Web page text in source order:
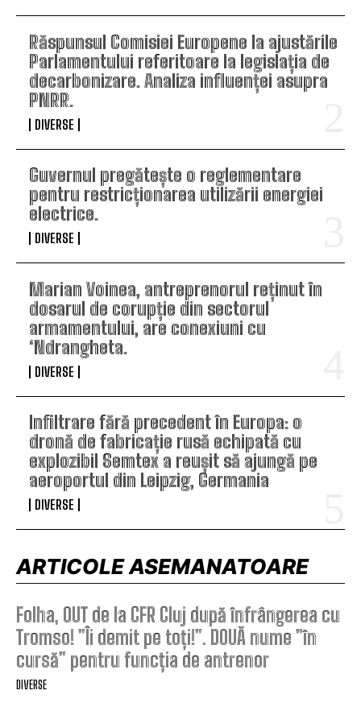
Răspunsul Comisiei Europene la ajustările
Parlamentului referitoare la legislația de
decarbonizare. Analiza influenței asupra
PNRR.
DIVERSE
Guvernul pregătește o reglementare
pentru restricționarea utilizării energiei
electrice.
DIVERSE
Marian Voinea, antreprenorul reținut în
dosarul de corupție din sectorul
armamentului, are conexiuni cu
‘Ndrangheta.
DIVERSE
Infiltrare fără precedent în Europa: o
dronă de fabricație rusă echipată cu
explozibil Semtex a reușit să ajungă pe
aeroportul din Leipzig, Germania
DIVERSE
ARTICOLE ASEMANATOARE
Folha, OUT de la CFR Cluj după înfrângerea cu
Tromso! ”Îi demit pe toți!”. DOUĂ nume ”în
cursă” pentru funcția de antrenor
DIVERSE